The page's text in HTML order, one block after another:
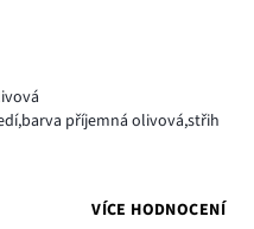
příjemná olivová,střih
VÍCE HODNOCENÍ